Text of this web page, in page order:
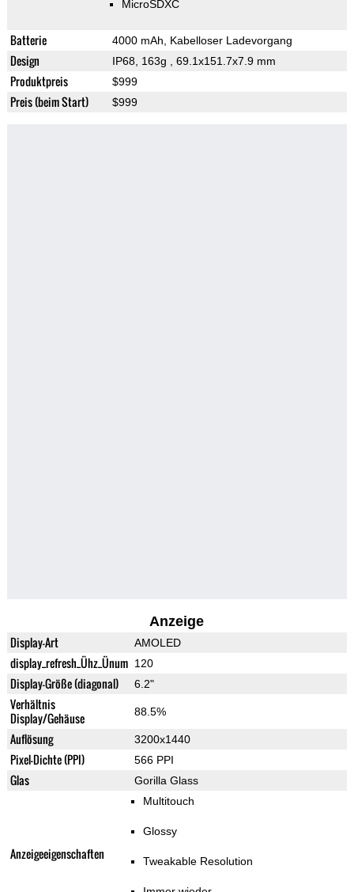
MicroSDXC
Batterie 4000 mAh, Kabelloser Ladevorgang
Design IP68, 163g , 69.1x151.7x7.9 mm
Produktpreis $999
Preis (beim Start) $999
Anzeige
Display-Art AMOLED
display_refresh_Ühz_Ünum 120
Display-Größe (diagonal) 6.2"
Verhältnis
Display/Gehäuse
88.5%
Auflösung 3200x1440
Pixel-Dichte (PPI) 566 PPI
Glas Gorilla Glass
Anzeigeeigenschaften
Multitouch
Glossy
Tweakable Resolution